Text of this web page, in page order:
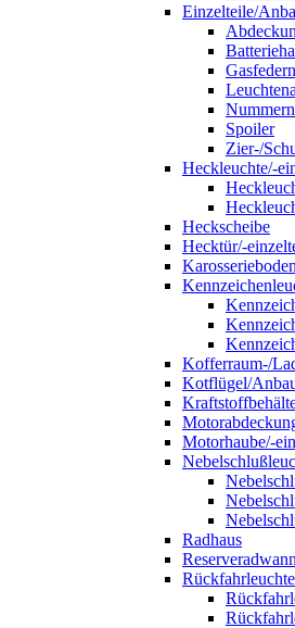
Einzelteile/
Gasfedern
Spoiler
Zier-/
Heckleuchte/-
Heckscheibe
Hecktür/-
Kofferraum-/
Kotflügel/
Motorhaube/-
Radhaus